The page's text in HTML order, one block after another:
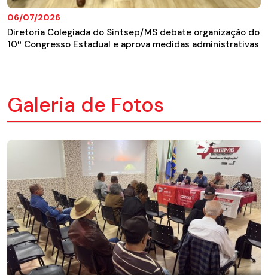
06/07/2026
Diretoria Colegiada do Sintsep/MS debate organização do
10º Congresso Estadual e aprova medidas administrativas
Galeria de Fotos